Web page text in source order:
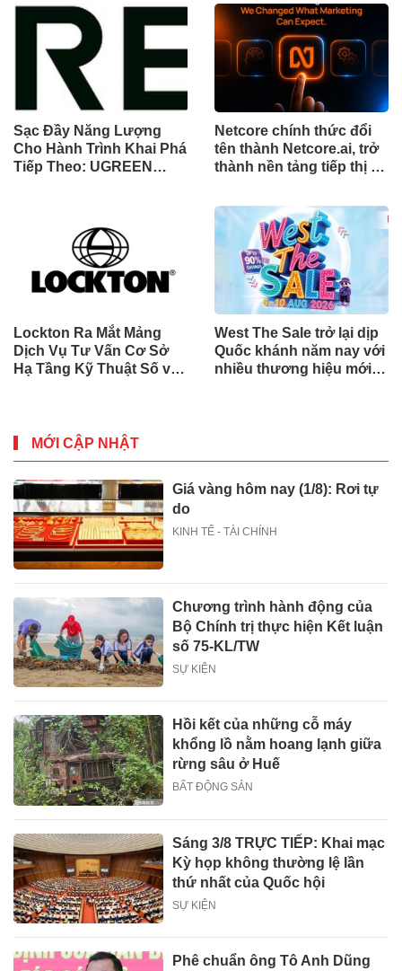
về chất lượng và độ tin
cậy của cuộc gọi thoại
sàng một triệu ca toàn
cầu (GMCS)
Sạc Đầy Năng Lượng
Cho Hành Trình Khai Phá
Tiếp Theo: UGREEN
Netcore chính thức đổi
tên thành Netcore.ai, trở
thành nền tảng tiếp thị tự
chia sẻ trách nhiệm tăng
trưởng khách hàng
Lockton Ra Mắt Mảng
Dịch Vụ Tư Vấn Cơ Sở
Hạ Tầng Kỹ Thuật Số và
West The Sale trở lại dịp
Quốc khánh năm nay với
nhiều thương hiệu mới,
MỚI CẬP NHẬT
Giá vàng hôm nay (1/8): Rơi tự
do
KINH TẾ - TÀI CHÍNH
Chương trình hành động của
Bộ Chính trị thực hiện Kết luận
số 75-KL/TW
SỰ KIỆN
Hồi kết của những cỗ máy
khổng lồ nằm hoang lạnh giữa
rừng sâu ở Huế
BẤT ĐỘNG SẢN
Sáng 3/8 TRỰC TIẾP: Khai mạc
Kỳ họp không thường lệ lần
thứ nhất của Quốc hội
SỰ KIỆN
Phê chuẩn ông Tô Anh Dũng